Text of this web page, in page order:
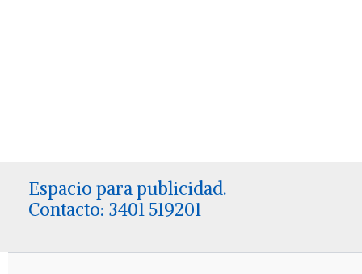
Espacio para publicidad.
Contacto: 3401 519201